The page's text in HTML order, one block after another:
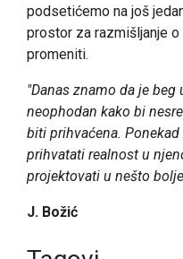
podsetićemo na još
prostor za razmišljanje
promeniti.
"Danas znamo da je
neophodan kako bi
biti prihvaćena.
prihvatati realnost u
projektovati u nešto
J. Božić